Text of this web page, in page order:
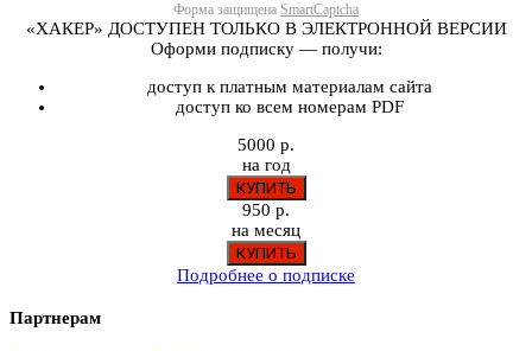
Форма защищена SmartCaptcha
«ХАКЕР» ДОСТУПЕН ТОЛЬКО В ЭЛЕКТРОННОЙ ВЕРСИИ
Оформи подписку — получи:
доступ к платным материалам сайта
доступ ко всем номерам PDF
5000 р.
на год
950 р.
на месяц
Подробнее о подписке
Партнерам